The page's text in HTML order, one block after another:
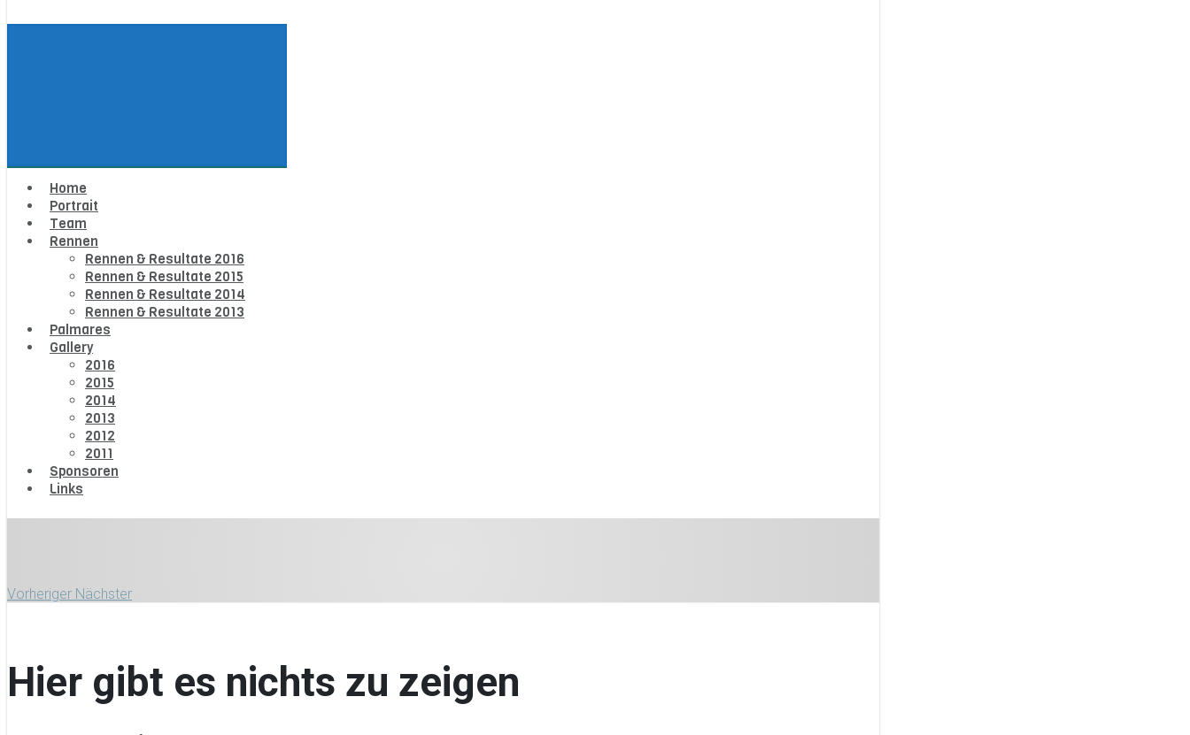
Home
Portrait
Team
Rennen
Rennen & Resultate 2016
Rennen & Resultate 2015
Rennen & Resultate 2014
Rennen & Resultate 2013
Palmares
Gallery
2016
2015
2014
2013
2012
2011
Sponsoren
Links
Vorheriger Nächster
Hier gibt es nichts zu zeigen